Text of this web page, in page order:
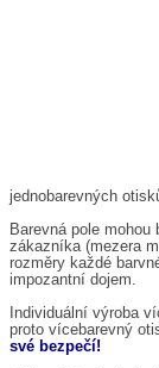
jednobarevných
Barevná pole
zákazníka (mezera
rozměry každé
impozantní dojem.
Individuální výroba
proto vícebarevný
své bezpečí!